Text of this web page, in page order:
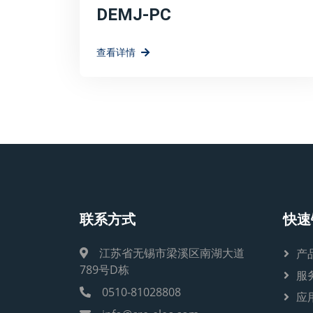
DEMJ-PC
查看详情
联系方式
江苏省无锡市梁溪区南湖大道
789号D栋
0510-81028808
快
产
服
应